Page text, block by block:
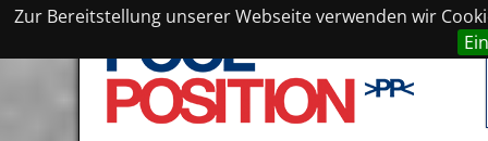
Zur Bereitstellung unserer Webseite verwenden wir